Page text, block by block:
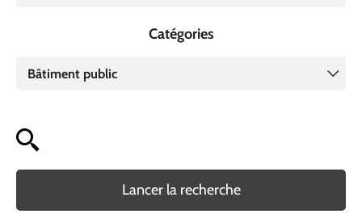
Catégories
Bâtiment public
Lancer la recherche